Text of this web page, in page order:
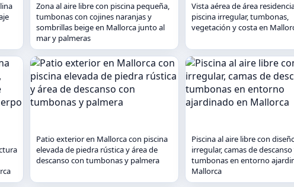
Zona al aire libre con piscina pequeña,
tumbonas con cojines naranjas y
sombrillas beige en Mallorca junto al
mar y palmeras
Vista aérea de área
piscina irregular, tumbonas,
vegetación y costa en
Patio exterior en Mallorca con piscina
elevada de piedra rústica y área de
descanso con tumbonas y palmera
Piscina al aire libre con
irregular, camas de descanso
tumbonas en entorno
Mallorca